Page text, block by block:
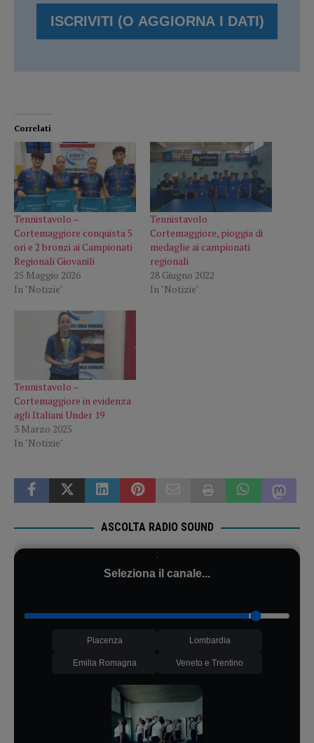
Correlati
Tennistavolo –
Cortemaggiore conquista 5
ori e 2 bronzi ai Campionati
Regionali Giovanili
25 Maggio 2026
In "Notizie"
Tennistavolo
Cortemaggiore, pioggia di
medaglie ai campionati
regionali
28 Giugno 2022
In "Notizie"
Tennistavolo –
Cortemaggiore in evidenza
agli Italiani Under 19
3 Marzo 2025
In "Notizie"
ASCOLTA RADIO SOUND
Seleziona il canale...
Piacenza Lombardia
Emilia Romagna Veneto e Trentino